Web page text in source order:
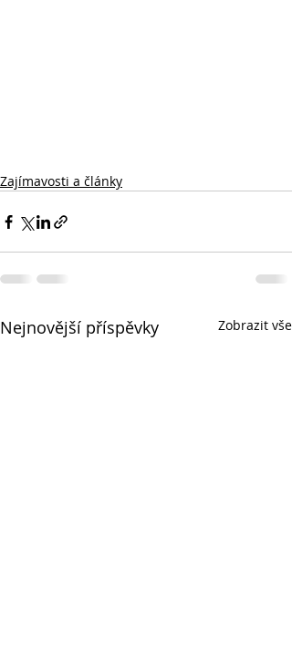
Zajímavosti a články
Nejnovější příspěvky Zobrazit vše